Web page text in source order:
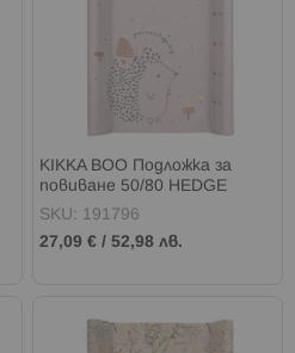
KIKKA BOO Подложка за
повиване 50/80 HEDGE
HUGS
SKU: 191796
27,09 € / 52,98 лв.